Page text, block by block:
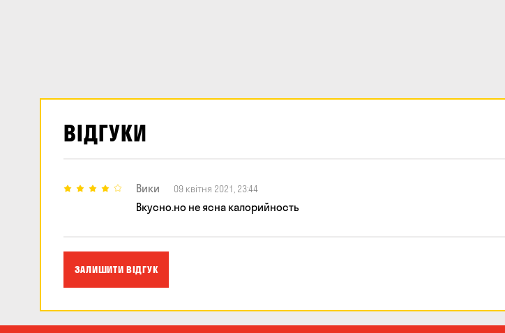
ВІДГУКИ
Вики 09 квітня 2021, 23:44
Вкусно.но не ясна калорийность
ЗАЛИШИТИ ВІДГУК